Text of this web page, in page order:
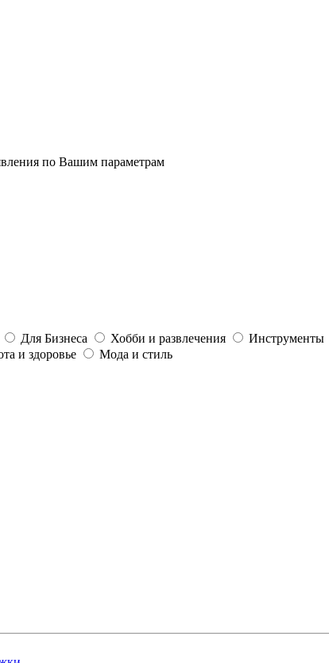
по Вашим параметрам
Для Бизнеса Хобби и развлечения Инструменты
и здоровье
Мода и стиль